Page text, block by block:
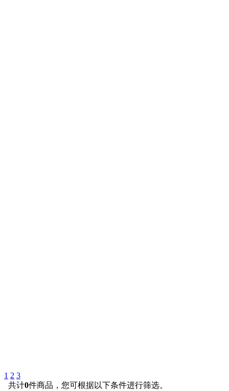
1 2 3
共计0件商品，您可根据以下条件进行筛选。